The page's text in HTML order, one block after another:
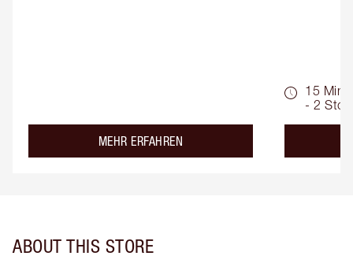
MEHR ERFAHREN
15 Min.
- 2 Std.
ABOUT THIS STORE